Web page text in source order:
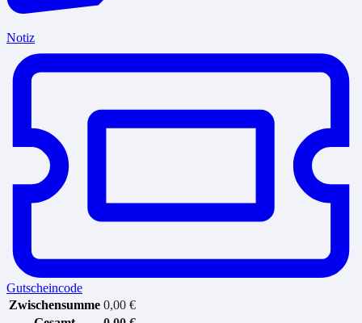
Notiz
Gutscheincode
Zwischensumme 0,00 €